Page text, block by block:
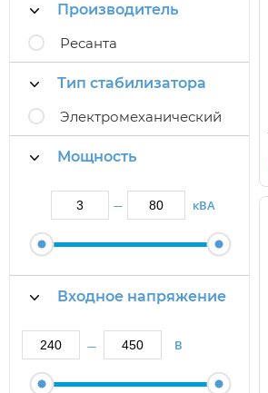
Производитель
Ресанта
Тип стабилизатора
Электромеханический
Мощность
— кВА
Входное напряжение
— В